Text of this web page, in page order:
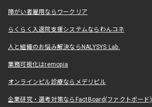
障がい者雇用ならワークリア
らくらく入退院支援システムならわんコネ
人と組織のお悩み解決ならNALYSYS Lab.
業務可視化はremopia
オンラインピル診療ならメデリピル
企業研究・選考対策ならFactBoard(ファクトボード)